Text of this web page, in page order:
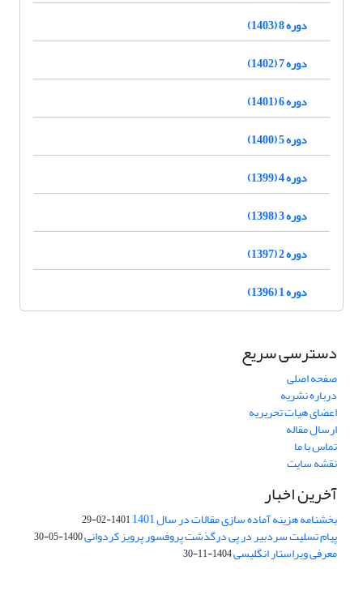
دوره 8 (1403)
دوره 7 (1402)
دوره 6 (1401)
دوره 5 (1400)
دوره 4 (1399)
دوره 3 (1398)
دوره 2 (1397)
دوره 1 (1396)
دسترسی سریع
صفحه اصلی
درباره نشریه
اعضای هیات تحریریه
ارسال مقاله
تماس با ما
نقشه سایت
آخرین اخبار
بخشنامه هزینه آماده سازی مقالات در سال 1401 1401-02-29
پیام تسلیت سردبیر در پی درگذشت پروفسور پرویز کردوانی1400-05-30
معرفی ویراستار انگلیسی1404-11-30